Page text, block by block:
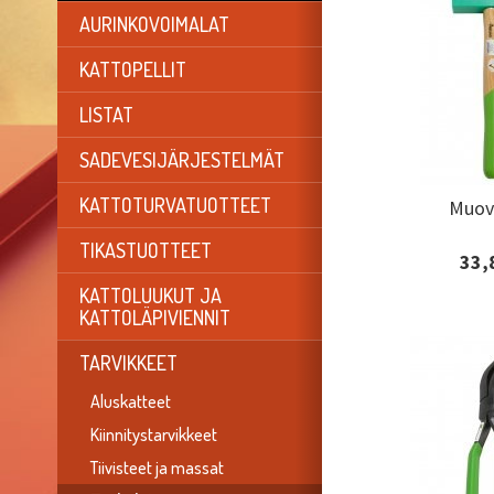
AURINKOVOIMALAT
KATTOPELLIT
LISTAT
SADEVESIJÄRJESTELMÄT
KATTOTURVATUOTTEET
TIKASTUOTTEET
KATTOLUUKUT JA
KATTOLÄPIVIENNIT
TARVIKKEET
Aluskatteet
Kiinnitystarvikkeet
Tiivisteet ja massat